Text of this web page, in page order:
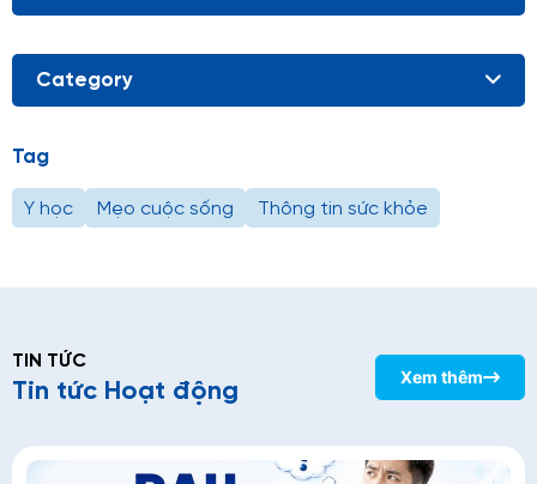
Category
Tag
Y học Mẹo cuộc sống Thông tin sức khỏe
TIN TỨC
Tin tức Hoạt động
Xem thêm